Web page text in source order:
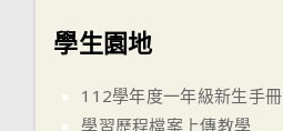
學生園地
112學年度一年級新生手冊
學習歷程檔案上傳教學